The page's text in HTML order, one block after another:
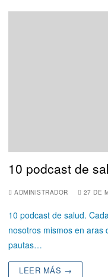
10 podcast de
ADMINISTRADOR 27 DE
10 podcast de salud.
nosotros mismos en
pautas…
LEER MÁS →